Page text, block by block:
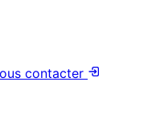
contacter